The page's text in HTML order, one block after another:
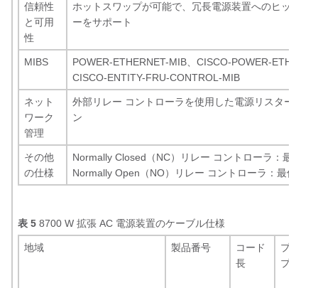
信頼性
と可用
性
ホットスワップが可能で、冗長電源装置へのヒットレ
ーをサポート
MIBS
POWER-ETHERNET-MIB、CISCO-POWER-
CISCO-ENTITY-FRU-CONTROL-MIB
ネット
ワーク
管理
外部リレー コントローラを使用した電源リスタートお
ン
その他
の仕様
Normally Closed（NC）リレー コントローラ：最低
Normally Open（NO）リレー コントローラ：最低
表 5 8700 W 拡張 AC 電源装置のケーブル仕様
地域 製品番号
コード
長
プラグ
プライ